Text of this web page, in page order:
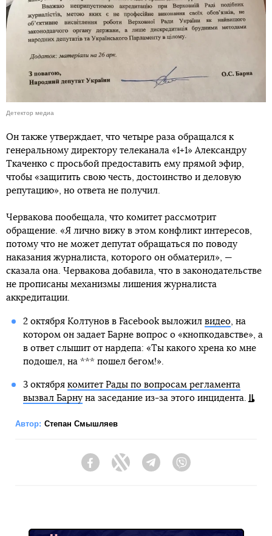
Детектор медиа
Он также утверждает, что четыре раза обращался к
генеральному директору телеканала «1+1» Александру
Ткаченко с просьбой предоставить ему прямой эфир,
чтобы «защитить свою честь, достоинство и деловую
репутацию», но ответа не получил.
Червакова пообещала, что комитет рассмотрит
обращение. «Я лично вижу в этом конфликт интересов,
потому что не может депутат обращаться по поводу
наказания журналиста, которого он обматерил», —
сказала она. Червакова добавила, что в законодательстве
не прописаны механизмы лишения журналиста
аккредитации.
2 октября Колтунов в Facebook выложил видео, на
котором он задает Барне вопрос о «кнопкодавстве», а
в ответ слышит от нардепа: «Ты какого хрена ко мне
подошел, на *** пошел бегом!».
3 октября комитет Рады по вопросам регламента
вызвал Барнуна заседание из-за этого инцидента.
Автор: Степан Смышляев
FacebookTwitter Telegram